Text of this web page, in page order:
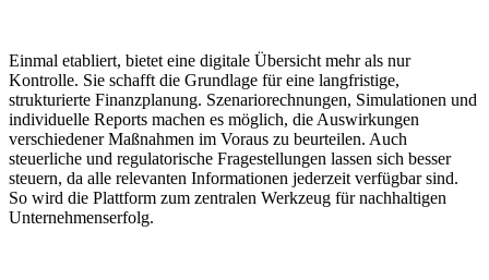
Einmal etabliert, bietet eine digitale Übersicht mehr als nur
Kontrolle. Sie schafft die Grundlage für eine langfristige,
strukturierte Finanzplanung. Szenariorechnungen, Simulationen und
individuelle Reports machen es möglich, die Auswirkungen
verschiedener Maßnahmen im Voraus zu beurteilen. Auch
steuerliche und regulatorische Fragestellungen lassen sich besser
steuern, da alle relevanten Informationen jederzeit verfügbar sind.
So wird die Plattform zum zentralen Werkzeug für nachhaltigen
Unternehmenserfolg.